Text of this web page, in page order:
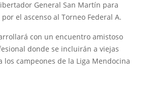
General San Martín para
el ascenso al Torneo Federal A.
con un encuentro amistoso
donde se incluirán a viejas
los campeones de la Liga Mendocina